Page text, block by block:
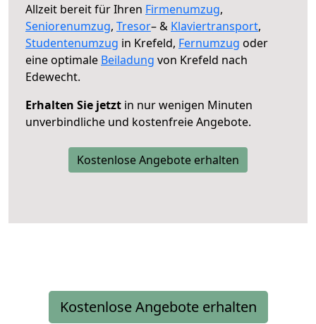
Allzeit bereit für Ihren Firmenumzug,
Seniorenumzug, Tresor– & Klaviertransport,
Studentenumzug in Krefeld, Fernumzug oder
eine optimale Beiladung von Krefeld nach
Edewecht.
Erhalten Sie jetzt in nur wenigen Minuten
unverbindliche und kostenfreie Angebote.
Kostenlose Angebote erhalten
Kostenlose Angebote erhalten